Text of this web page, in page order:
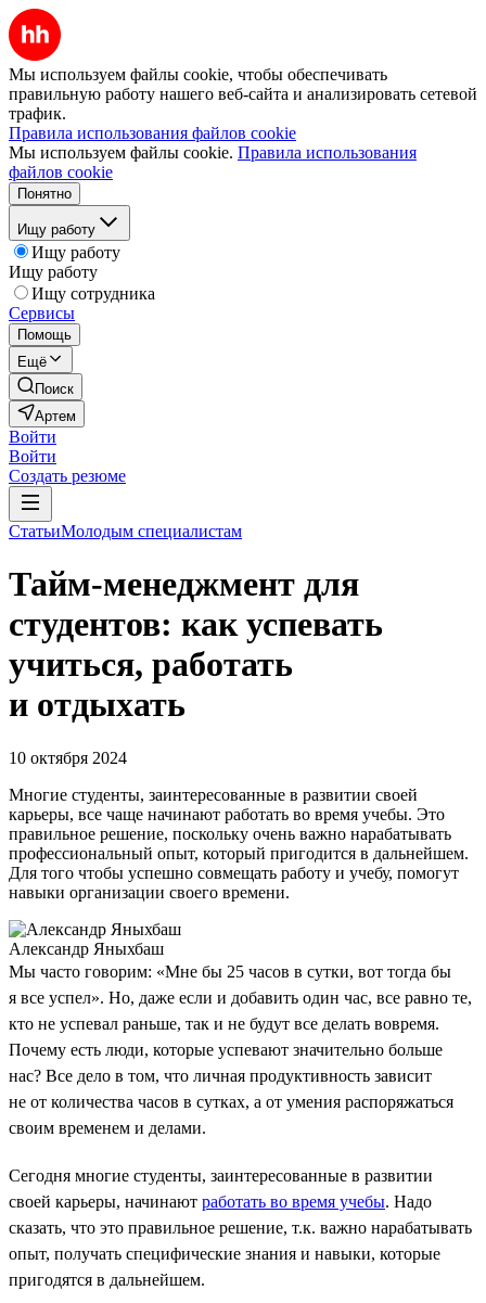
Мы используем файлы cookie, чтобы обеспечивать
правильную работу нашего веб-сайта и анализировать сетевой
трафик.
Правила использования файлов cookie
Мы используем файлы cookie. Правила использования
файлов cookie
Понятно
Ищу работу
Ищу работу
Ищу работу
Ищу сотрудника
Сервисы
Помощь
Ещё
Поиск
Артем
Войти
Войти
Создать резюме
СтатьиМолодым специалистам
Тайм-менеджмент для
студентов: как успевать
учиться, работать
и отдыхать
10 октября 2024
Многие студенты, заинтересованные в развитии своей
карьеры, все чаще начинают работать во время учебы. Это
правильное решение, поскольку очень важно нарабатывать
профессиональный опыт, который пригодится в дальнейшем.
Для того чтобы успешно совмещать работу и учебу, помогут
навыки организации своего времени.
Александр Яныхбаш
Мы часто говорим: «Мне бы 25 часов в сутки, вот тогда бы
я все успел». Но, даже если и добавить один час, все равно те,
кто не успевал раньше, так и не будут все делать вовремя.
Почему есть люди, которые успевают значительно больше
нас? Все дело в том, что личная продуктивность зависит
не от количества часов в сутках, а от умения распоряжаться
своим временем и делами.
Сегодня многие студенты, заинтересованные в развитии
своей карьеры, начинают работать во время учебы. Надо
сказать, что это правильное решение, т.к. важно нарабатывать
опыт, получать специфические знания и навыки, которые
пригодятся в дальнейшем.